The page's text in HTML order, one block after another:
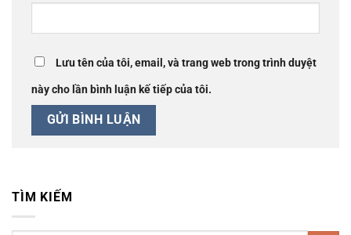
Lưu tên của tôi, email, và trang web trong trình duyệt
này cho lần bình luận kế tiếp của tôi.
TÌM KIẾM